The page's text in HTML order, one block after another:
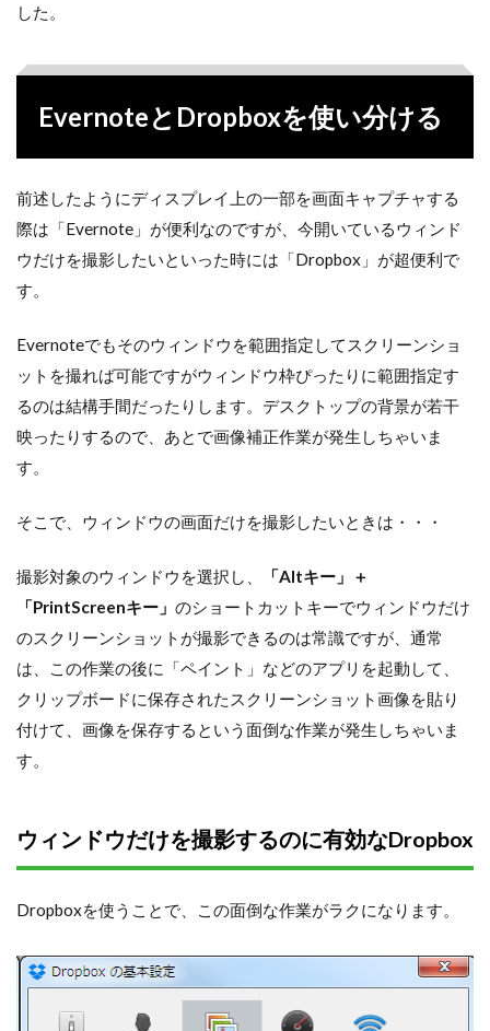
した。
EvernoteとDropboxを使い分ける
前述したようにディスプレイ上の一部を画面キャプチャする
際は「Evernote」が便利なのですが、今開いているウィンド
ウだけを撮影したいといった時には「Dropbox」が超便利で
す。
Evernoteでもそのウィンドウを範囲指定してスクリーンショ
ットを撮れば可能ですがウィンドウ枠ぴったりに範囲指定す
るのは結構手間だったりします。デスクトップの背景が若干
映ったりするので、あとで画像補正作業が発生しちゃいま
す。
そこで、ウィンドウの画面だけを撮影したいときは・・・
撮影対象のウィンドウを選択し、
「Altキー」＋
「PrintScreenキー」 のショートカットキーでウィンドウだけ
のスクリーンショットが撮影できるのは常識ですが、通常
は、この作業の後に「ペイント」などのアプリを起動して、
クリップボードに保存されたスクリーンショット画像を貼り
付けて、画像を保存するという面倒な作業が発生しちゃいま
す。
ウィンドウだけを撮影するのに有効なDropbox
Dropboxを使うことで、この面倒な作業がラクになります。